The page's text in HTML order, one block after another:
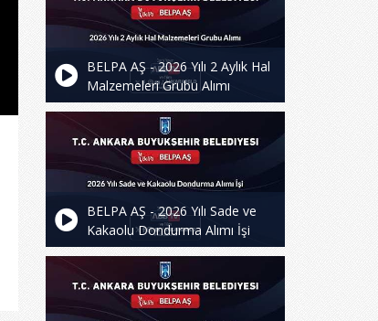
BELPA AŞ - 2026 Yılı 2 Aylık Hal
Malzemeleri Grubu Alımı
BELPA AŞ - 2026 Yılı Sade ve
Kakaolu Dondurma Alımı İşi